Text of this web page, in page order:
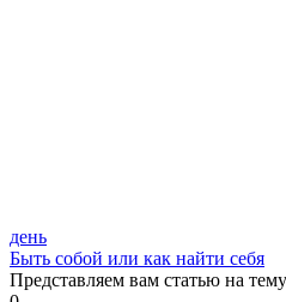
день
Быть собой или как найти себя
Представляем вам статью на